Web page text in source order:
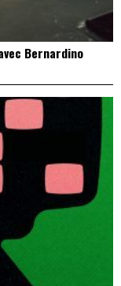
Bernardino